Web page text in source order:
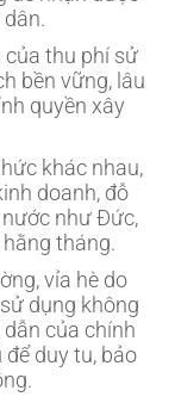
của thu phí sử
bền vững, lâu
quyền xây
khác nhau,
doanh, đỗ
như Đức,
tháng.
vỉa hè do
dụng không
của chính
duy tu, bảo